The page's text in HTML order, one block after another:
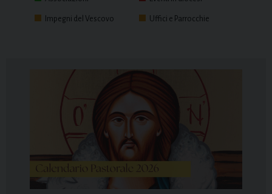
Impegni del Vescovo Uffici e Parrocchie